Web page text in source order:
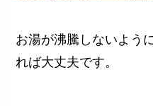
お湯が沸騰しないよう
れば大丈夫です。